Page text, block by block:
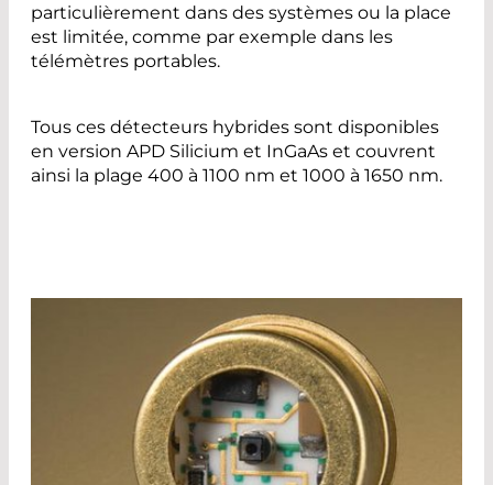
particulièrement dans des systèmes ou la place
est limitée, comme par exemple dans les
télémètres portables.
Tous ces détecteurs hybrides sont disponibles
en version APD Silicium et InGaAs et couvrent
ainsi la plage 400 à 1100 nm et 1000 à 1650 nm.